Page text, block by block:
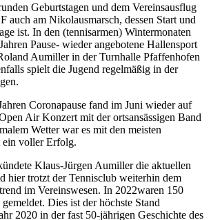
nden Geburtstagen und dem Vereinsausflug
auch am Nikolausmarsch, dessen Start und
ist. In den (tennisarmen) Wintermonaten
Pause- wiederangebotene Hallensport
Aumiller in der Turnhalle Pfaffenhofen
spielt die Jugend regelmäßig in der
.
Coronapause fand im Juni wiederauf
Air Konzert mit der ortsansässigen Band
em Wetterwares mit den meisten
ein voller Erfolg.
Klaus-Jürgen Aumiller die aktuellen
hier trotzt der Tennisclub weiterhin dem
im Vereinswesen. In 2022waren 1 50
Dies ist der höchste Stand
2020 in der fast 50-jährigen Geschichte des